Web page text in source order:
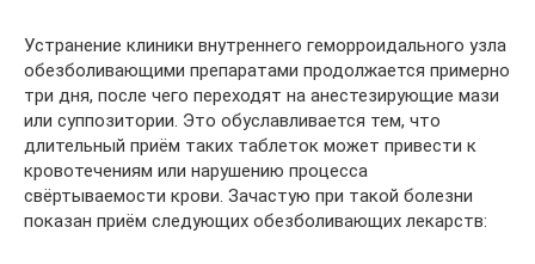
Устранение клиники внутреннего геморроидального узла
обезболивающими препаратами продолжается примерно
три дня, после чего переходят на анестезирующие мази
или суппозитории. Это обуславливается тем, что
длительный приём таких таблеток может привести к
кровотечениям или нарушению процесса
свёртываемости крови. Зачастую при такой болезни
показан приём следующих обезболивающих лекарств: